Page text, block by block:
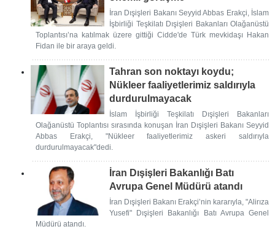
İran Dışişleri Bakanı Seyyid Abbas Erakçi, İslam
İşbirliği Teşkilatı Dışişleri Bakanları Olağanüstü
Toplantısı’na katılmak üzere gittiği Cidde'de Türk mevkidaşı Hakan
Fidan ile bir araya geldi.
Tahran son noktayı koydu;
Nükleer faaliyetlerimiz saldırıyla
durdurulmayacak
İslam İşbirliği Teşkilatı Dışişleri Bakanları
Olağanüstü Toplantısı sırasında konuşan İran Dışişleri Bakanı Seyyid
Abbas Erakçi, "Nükleer faaliyetlerimiz askeri saldırıyla
durdurulmayacak"dedi.
İran Dışişleri Bakanlığı Batı
Avrupa Genel Müdürü atandı
İran Dışişleri Bakanı Erakçi’nin kararıyla, "Alirıza
Yusefi" Dışişleri Bakanlığı Batı Avrupa Genel
Müdürü atandı.